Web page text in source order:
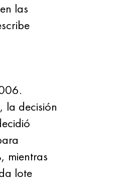
las
la decisión
mientras
lote